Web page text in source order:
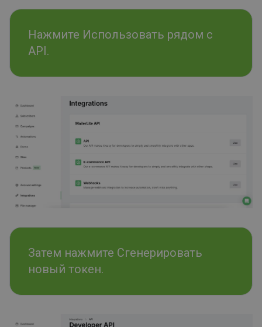
Нажмите Использовать рядом с
API.
Затем нажмите Сгенерировать
новый токен.